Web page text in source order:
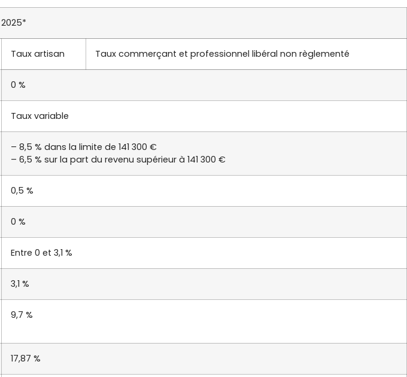
Taux artisan Taux commerçant et professionnel libéral non règlementé
0 %
Taux variable
– 8,5 % dans la limite de 141 300 €
– 6,5 % sur la part du revenu supérieur à 141 300 €
0,5 %
0 %
Entre 0 et 3,1 %
3,1 %
9,7 %
17,87 %